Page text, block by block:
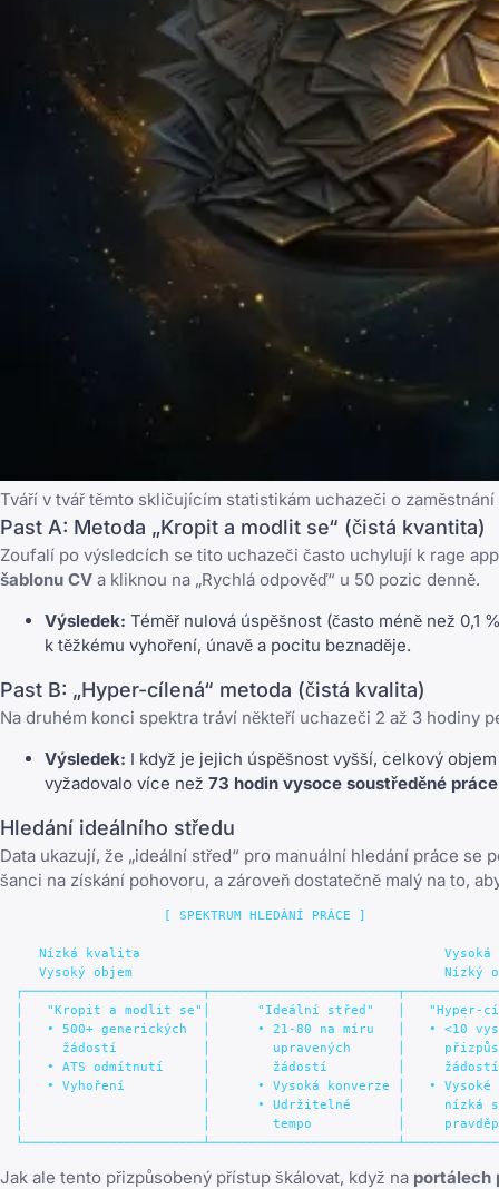
Tváří v tvář těmto skličujícím statistikám uchazeči o
Past A: Metoda „Kropit a modlit se“ (čistá kvantita)
Zoufalí po výsledcích se tito uchazeči často uchylují k rage
šablonu CV a kliknou na „Rychlá odpověď“ u 50 pozic denně.
Výsledek: Téměř nulová úspěšnost (často méně než
k těžkému vyhoření, únavě a pocitu beznaděje.
Past B: „Hyper-cílená“ metoda (čistá kvalita)
Na druhém konci spektra tráví někteří uchazeči 2 až 3 hodiny
Výsledek: I když je jejich úspěšnost vyšší, celkový
vyžadovalo více než 73 hodin vysoce soustředěné práce
Hledání ideálního středu
Data ukazují, že „ideální střed“ pro manuální hledání práce se
šanci na získání pohovoru, a zároveň dostatečně malý na to,
                     [ SPEKTRUM HLEDÁNÍ PRÁCE ]
Nízká kvalita                                       Vysoká
Vysoký objem                                        Nízký
│   "Kropit a modlit se"│      "Ideální střed"   │   "Hyper-
│   • 500+ generických  │      • 21-80 na míru   │   • <10
│     žádostí           │        upravených      │
│   • ATS odmítnutí     │        žádostí         │
│   • Vyhoření          │      • Vysoká konverze │   • Vysoké
│                       │      • Udržitelné      │     nízká
│                       │        tempo           │
Jak ale tento přizpůsobený přístup škálovat, když na portálech